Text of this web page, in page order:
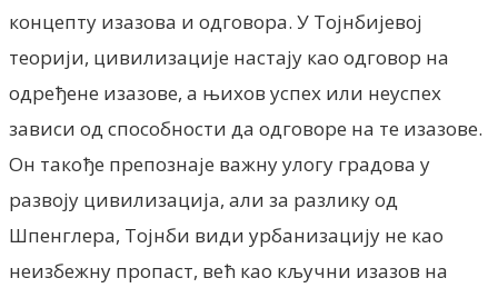
концепту изазова и одговора. У Тојнбијевој
теорији, цивилизације настају као одговор на
одређене изазове, а њихов успех или неуспех
зависи од способности да одговоре на те изазове.
Он такође препознаје важну улогу градова у
развоју цивилизација, али за разлику од
Шпенглера, Тојнби види урбанизацију не као
неизбежну пропаст, већ као кључни изазов на